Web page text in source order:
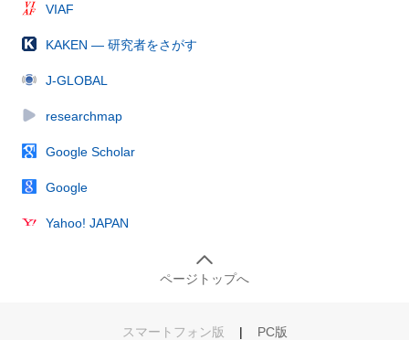
VIAF
KAKEN — 研究者をさがす
J-GLOBAL
researchmap
Google Scholar
Google
Yahoo! JAPAN
ページトップへ
スマートフォン版 | PC版